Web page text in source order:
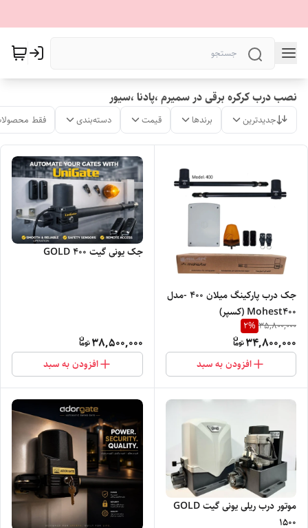
نصب درب کرکره برقی در سمیرم ،پادنا ،سیور
جدیدترین برندها قیمت دسته‌بندی فقط
جک درب پارکینگ میلان 400 -مدل
Mohest400 (کسپر)
35,800,000
2%
34,800,000
افزودن به سبد
جک یونی گیت 400 GOLD
38,500,000
افزودن به سبد
موتور درب ریلی یونی گیت GOLD
۱۵۰۰